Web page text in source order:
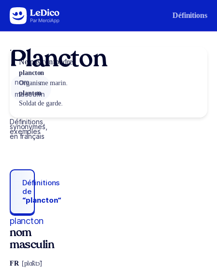
Aller au contenu Définitions
Plancton
nom
masculin
Définitions,
synonymes,
exemples
en français
Définitions
de
“plancton“
plancton
nom
masculin
FR [plɑ̃ktɔ̃]
Ne pas confondre
plancton
Organisme marin.
planton
Soldat de garde.